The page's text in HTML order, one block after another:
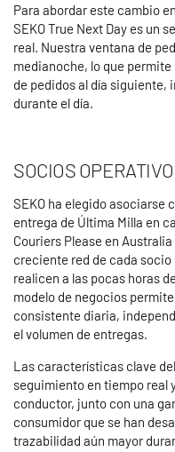
Para abordar este cambio
SEKO True Next Day es un
real. Nuestra ventana de
medianoche, lo que
de pedidos al día siguiente,
durante el día.
SOCIOS
SEKO ha elegido asociarse
entrega de Última Milla en
Couriers Please en
creciente red de cada
realicen a las pocas horas
modelo de negocios
consistente diaria,
el volumen de entregas.
Las características clave
seguimiento en tiempo real
conductor, junto con una
consumidor que se han
trazabilidad aún mayor